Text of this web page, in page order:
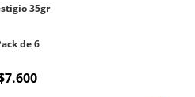
35gr
de 6
7.600